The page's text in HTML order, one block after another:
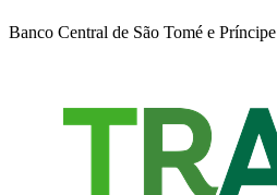
Banco Central de São Tomé e Príncipe